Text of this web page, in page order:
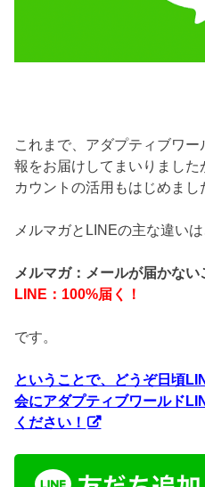
これまで、アダプティブワ
報をお届けしてまいりまし
カウントの活用もはじめまし
メルマガとLINEの主な違いは
メルマガ：メールが届かない
LINE：100%届く！
です。
ということで、どうぞ日頃
会にアダプティブワールド
ください！